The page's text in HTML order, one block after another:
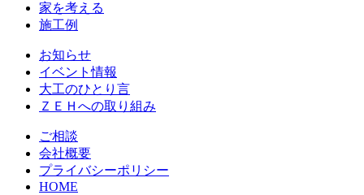
家を考える
施工例
お知らせ
イベント情報
大工のひとり言
ＺＥＨへの取り組み
ご相談
会社概要
プライバシーポリシー
HOME